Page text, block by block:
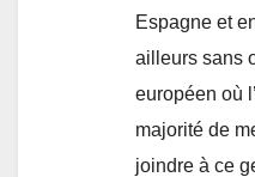
Espagne et
ailleurs sans
européen où
majorité de
joindre à ce